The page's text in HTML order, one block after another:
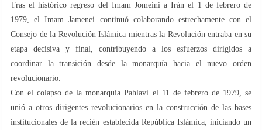
Tras el histórico regreso del Imam Jomeini a Irán el 1 de febrero de
1979, el Imam Jamenei continuó colaborando estrechamente con el
Consejo de la Revolución Islámica mientras la Revolución entraba en su
etapa decisiva y final, contribuyendo a los esfuerzos dirigidos a
coordinar la transición desde la monarquía hacia el nuevo orden
revolucionario.
Con el colapso de la monarquía Pahlavi el 11 de febrero de 1979, se
unió a otros dirigentes revolucionarios en la construcción de las bases
institucionales de la recién establecida República Islámica, iniciando un